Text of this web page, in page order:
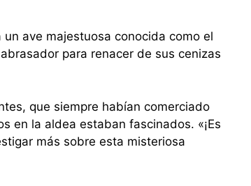
ave majestuosa conocida como el
para renacer de sus cenizas
que siempre habían comerciado
en la aldea estaban fascinados. «¡Es
más sobre esta misteriosa